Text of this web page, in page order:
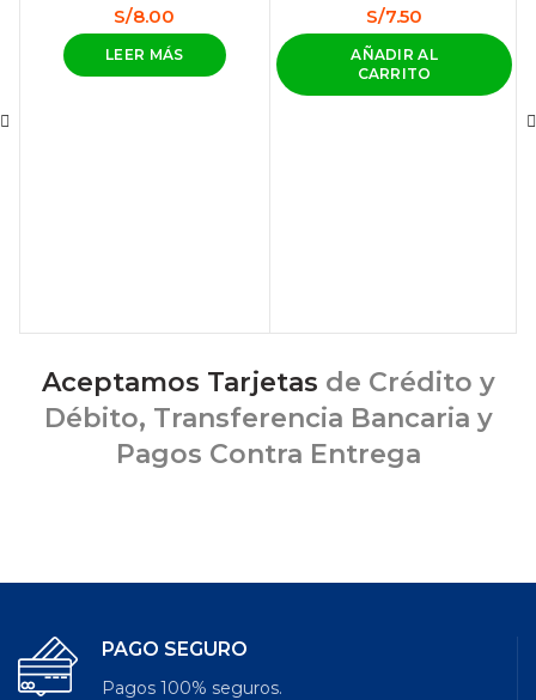
S/8.00
LEER MÁS
S/7.50
AÑADIR AL
CARRITO
Aceptamos Tarjetas de Crédito y
Débito, Transferencia Bancaria y
Pagos Contra Entrega
PAGO SEGURO
Pagos 100% seguros.